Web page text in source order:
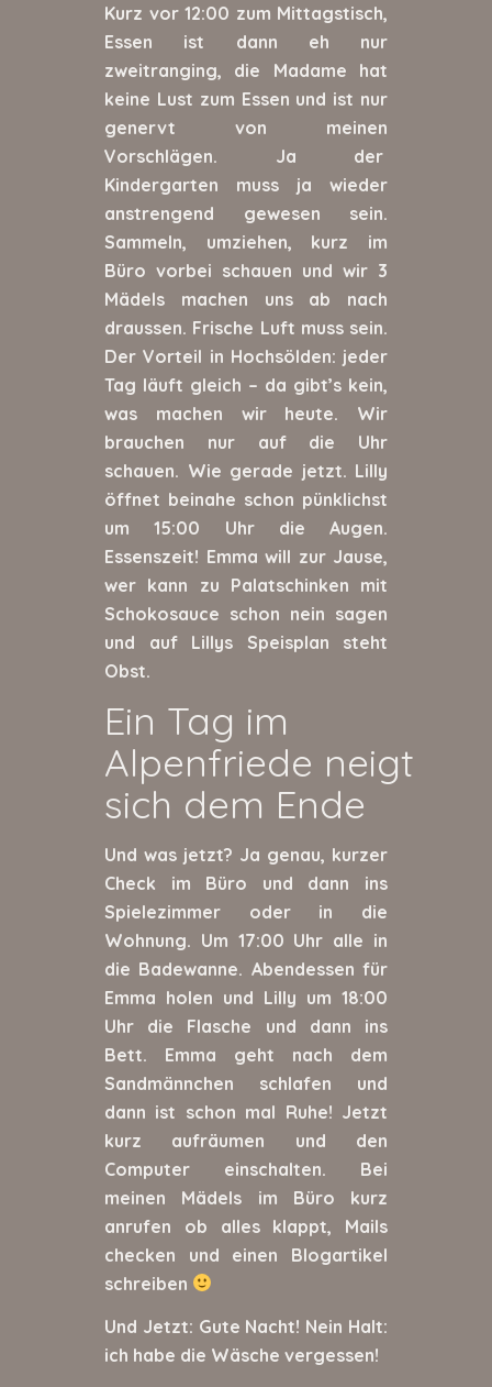
Kurz vor 12:00 zum Mittagstisch,
Essen ist dann eh nur
zweitranging, die Madame hat
keine Lust zum Essen und ist nur
genervt von meinen
Vorschlägen. Ja der
Kindergarten muss ja wieder
anstrengend gewesen sein.
Sammeln, umziehen, kurz im
Büro vorbei schauen und wir 3
Mädels machen uns ab nach
draussen. Frische Luft muss sein.
Der Vorteil in Hochsölden: jeder
Tag läuft gleich – da gibt’s kein,
was machen wir heute. Wir
brauchen nur auf die Uhr
schauen. Wie gerade jetzt. Lilly
öffnet beinahe schon pünklichst
um 15:00 Uhr die Augen.
Essenszeit! Emma will zur Jause,
wer kann zu Palatschinken mit
Schokosauce schon nein sagen
und auf Lillys Speisplan steht
Obst.
Ein Tag im
Alpenfriede neigt
sich dem Ende
Und was jetzt? Ja genau, kurzer
Check im Büro und dann ins
Spielezimmer oder in die
Wohnung. Um 17:00 Uhr alle in
die Badewanne. Abendessen für
Emma holen und Lilly um 18:00
Uhr die Flasche und dann ins
Bett. Emma geht nach dem
Sandmännchen schlafen und
dann ist schon mal Ruhe! Jetzt
kurz aufräumen und den
Computer einschalten. Bei
meinen Mädels im Büro kurz
anrufen ob alles klappt, Mails
checken und einen Blogartikel
schreiben
Und Jetzt: Gute Nacht! Nein Halt:
ich habe die Wäsche vergessen!